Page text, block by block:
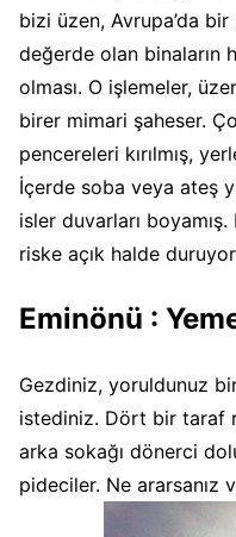
bizi üzen, Avrupa’da
değerde olan binaların
olması. O işlemeler,
birer mimari şaheser.
pencereleri kırılmış,
İçerde soba veya ateş
isler duvarları
riske açık halde
Eminönü :
Gezdiniz, yoruldunuz
istediniz. Dört bir taraf
arka sokağı dönerci
pideciler. Ne ararsanız